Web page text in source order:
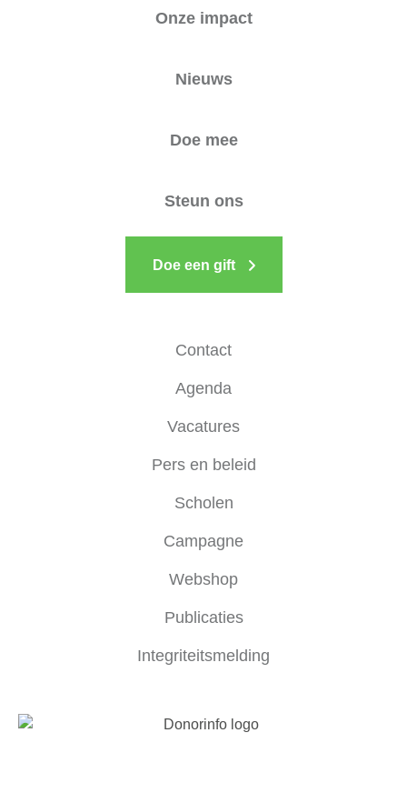
Onze impact
Nieuws
Doe mee
Steun ons
Doe een gift
Contact
Agenda
Vacatures
Pers en beleid
Scholen
Campagne
Webshop
Publicaties
Integriteitsmelding